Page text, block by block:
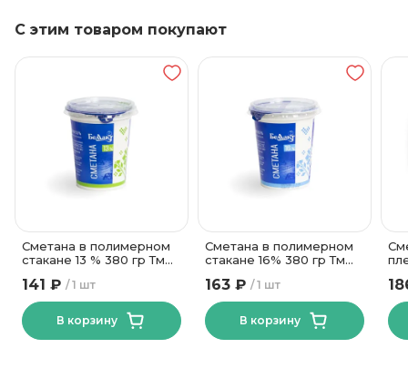
С этим товаром покупают
Сметана в полимерном
стакане 13 % 380 гр Тм
1 шт
141 ₽
В корзину
Сметана в полимерном
стакане 16% 380 гр Тм
1 шт
163 ₽
В корзину